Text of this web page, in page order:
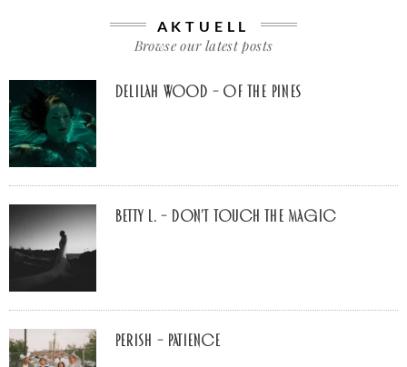
AKTUELL
Browse our latest posts
Delilah Wood – of the pines
Betty L. – don’t touch the Magic
Perish – Patience